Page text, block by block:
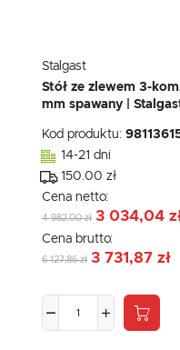
Stalgast
Stół ze zlewem 3-
mm spawany |
Kod produktu:
14-21 dni
150.00 zł
Cena netto:
4 982,00 zł 3 034,04
Cena brutto:
6 127,86 zł 3 731,87 zł